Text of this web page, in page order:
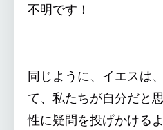
不明です！
同じように、イエスは
て、私たちが自分だと
性に疑問を投げかける